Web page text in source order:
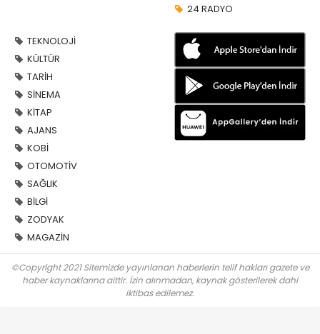
24 RADYO
TEKNOLOJİ
KÜLTÜR
TARİH
SİNEMA
KİTAP
AJANS
KOBİ
OTOMOTİV
SAĞLIK
BİLGİ
ZODYAK
MAGAZİN
©Copyright 2021 Sitemizde yayınlanan haberlerin telif hakları gazete ve
haber kaynaklarına aittir. İzin alınmadan, kaynak gösterilerek dahi
iktibas edilemez.